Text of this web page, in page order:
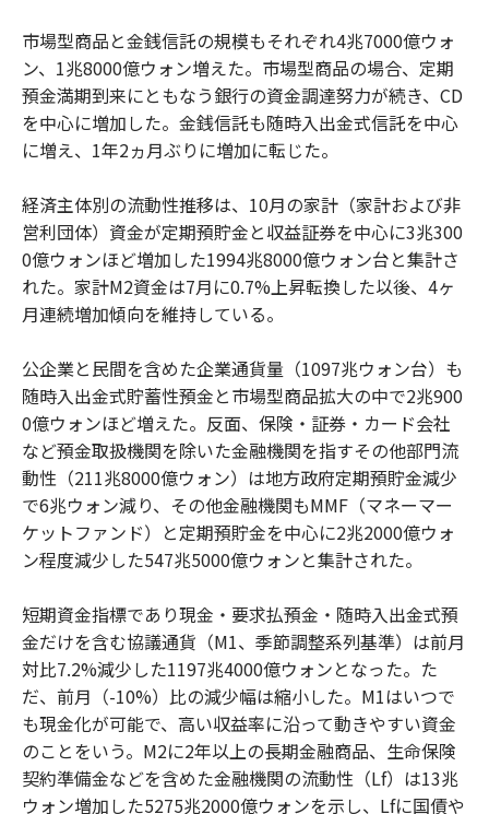
市場型商品と金銭信託の規模もそれぞれ4兆7000億ウォ
ン、1兆8000億ウォン増えた。市場型商品の場合、定期
預金満期到来にともなう銀行の資金調達努力が続き、CD
を中心に増加した。金銭信託も随時入出金式信託を中心
に増え、1年2ヵ月ぶりに増加に転じた。
経済主体別の流動性推移は、10月の家計（家計および非
営利団体）資金が定期預貯金と収益証券を中心に3兆300
0億ウォンほど増加した1994兆8000億ウォン台と集計さ
れた。家計M2資金は7月に0.7%上昇転換した以後、4ヶ
月連続増加傾向を維持している。
公企業と民間を含めた企業通貨量（1097兆ウォン台）も
随時入出金式貯蓄性預金と市場型商品拡大の中で2兆900
0億ウォンほど増えた。反面、保険・証券・カード会社
など預金取扱機関を除いた金融機関を指すその他部門流
動性（211兆8000億ウォン）は地方政府定期預貯金減少
で6兆ウォン減り、その他金融機関もMMF（マネーマー
ケットファンド）と定期預貯金を中心に2兆2000億ウォ
ン程度減少した547兆5000億ウォンと集計された。
短期資金指標であり現金・要求払預金・随時入出金式預
金だけを含む協議通貨（M1、季節調整系列基準）は前月
対比7.2%減少した1197兆4000億ウォンとなった。た
だ、前月（-10%）比の減少幅は縮小した。M1はいつで
も現金化が可能で、高い収益率に沿って動きやすい資金
のことをいう。M2に2年以上の長期金融商品、生命保険
契約準備金などを含めた金融機関の流動性（Lf）は13兆
ウォン増加した5275兆2000億ウォンを示し、Lfに国債や